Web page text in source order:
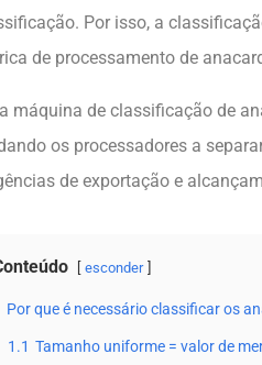
Por isso, a
de processamento de
máquina de classificação de
os processadores a
de exportação e
esconder
Por que é necessário classificar os
1.1 Tamanho uniforme = valor de